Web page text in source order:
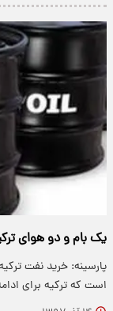
یک بام و دو هوای
پارسینه: خرید نفت
است که ترکیه برای